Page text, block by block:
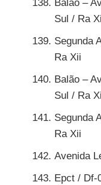
Balão –
Sul / Ra
Segunda
Ra Xii
Balão –
Sul / Ra
Segunda
Ra Xii
Avenida
Epct / Df-